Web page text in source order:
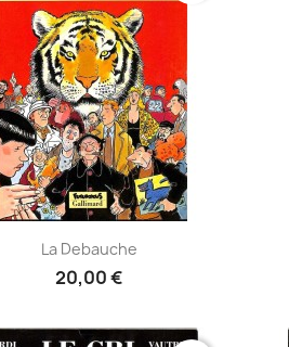
Aperçu rapide
La Debauche
20,00 €